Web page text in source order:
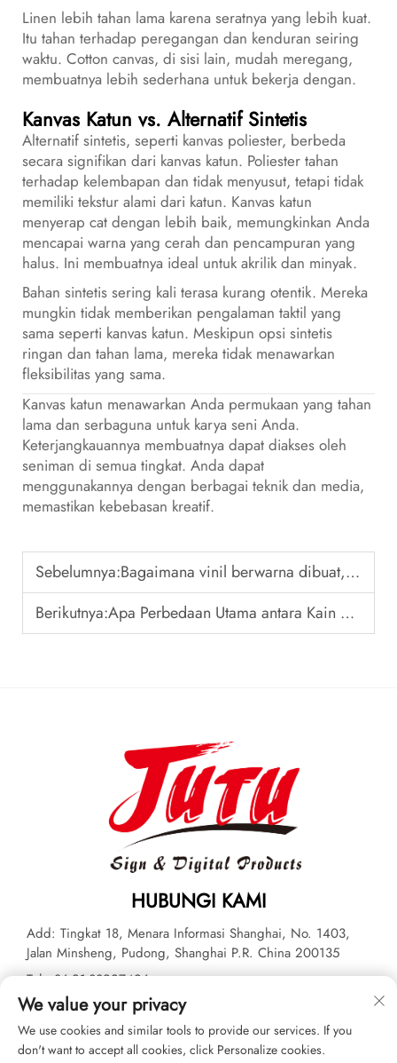
Linen lebih tahan lama karena seratnya yang lebih kuat.
Itu tahan terhadap peregangan dan kenduran seiring
waktu. Cotton canvas, di sisi lain, mudah meregang,
membuatnya lebih sederhana untuk bekerja dengan.
Kanvas Katun vs. Alternatif Sintetis
Alternatif sintetis, seperti kanvas poliester, berbeda
secara signifikan dari kanvas katun. Poliester tahan
terhadap kelembapan dan tidak menyusut, tetapi tidak
memiliki tekstur alami dari katun. Kanvas katun
menyerap cat dengan lebih baik, memungkinkan Anda
mencapai warna yang cerah dan pencampuran yang
halus. Ini membuatnya ideal untuk akrilik dan minyak.
Bahan sintetis sering kali terasa kurang otentik. Mereka
mungkin tidak memberikan pengalaman taktil yang
sama seperti kanvas katun. Meskipun opsi sintetis
ringan dan tahan lama, mereka tidak menawarkan
fleksibilitas yang sama.
Kanvas katun menawarkan Anda permukaan yang tahan
lama dan serbaguna untuk karya seni Anda.
Keterjangkauannya membuatnya dapat diakses oleh
seniman di semua tingkat. Anda dapat
menggunakannya dengan berbagai teknik dan media,
memastikan kebebasan kreatif.
Sebelumnya:Bagaimana vinil berwarna dibuat, dan apa yang membuatnya muncul dalam berbagai warna dan pola?
Berikutnya:Apa Perbedaan Utama antara Kain Katun dan Kain Lawon Lainnya?
HUBUNGI KAMI
Add: Tingkat 18, Menara Informasi Shanghai, No. 1403,
Jalan Minsheng, Pudong, Shanghai P.R. China 200135
Tel:+86-21-33927426
Surel:[email protected]
We value your privacy
We use cookies and similar tools to provide our services. If you
don't want to accept all cookies, click Personalize cookies.